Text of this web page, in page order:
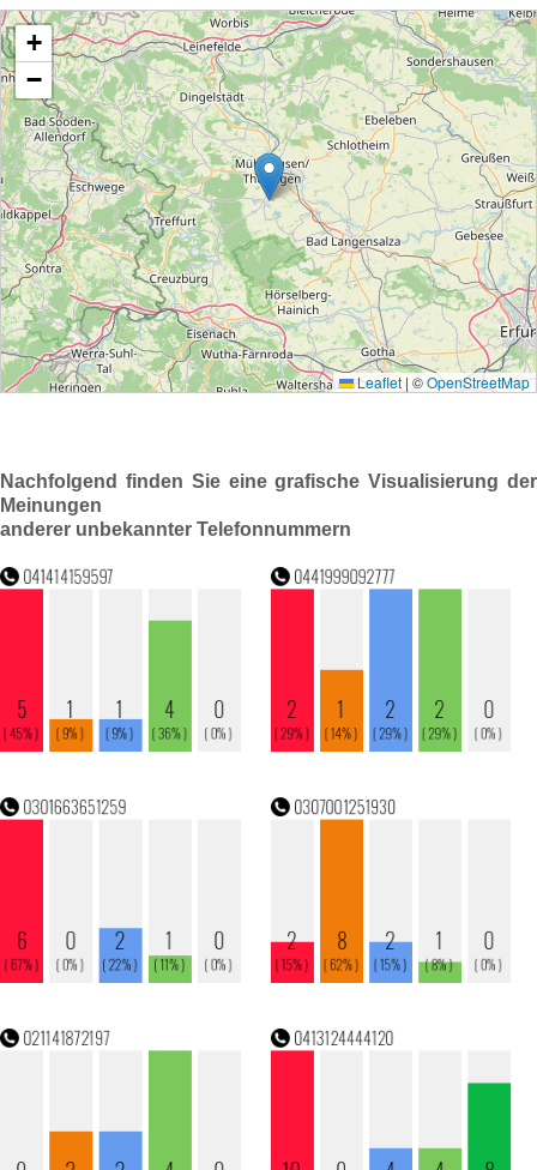
Nachfolgend finden Sie eine grafische Visualisierung der
Meinungen
anderer unbekannter Telefonnummern